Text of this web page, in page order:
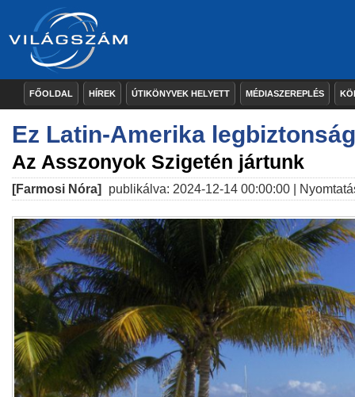
FŐOLDAL HÍREK ÚTIKÖNYVEK HELYETT MÉDIASZEREPLÉS
Ez Latin-Amerika
Az Asszonyok Szigetén jártunk
[Farmosi Nóra] publikálva: 2024-12-14 00:00:00 |